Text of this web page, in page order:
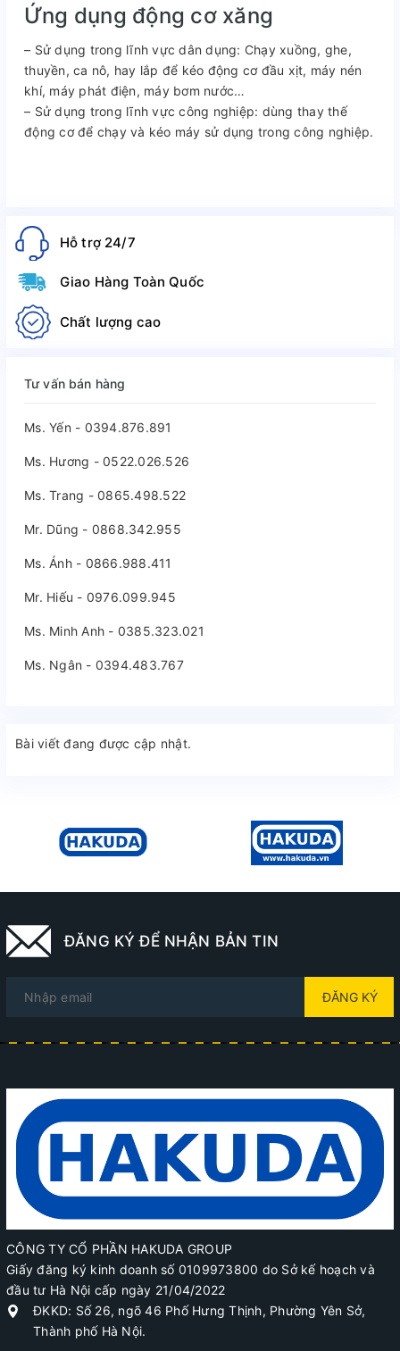
Ứng dụng động cơ xăng
– Sử dụng trong lĩnh vực dân dụng: Chạy xuồng, ghe,
thuyền, ca nô, hay lắp để kéo động cơ đầu xịt, máy nén
khí, máy phát điện, máy bơm nước…
– Sử dụng trong lĩnh vực công nghiệp: dùng thay thế
động cơ để chạy và kéo máy sử dụng trong công nghiệp.
Hỗ trợ 24/7
Giao Hàng Toàn Quốc
Chất lượng cao
Tư vấn bán hàng
Ms. Yến - 0394.876.891
Ms. Hương - 0522.026.526
Ms. Trang - 0865.498.522
Mr. Dũng - 0868.342.955
Ms. Ánh - 0866.988.411
Mr. Hiếu - 0976.099.945
Ms. Minh Anh - 0385.323.021
Ms. Ngân - 0394.483.767
Bài viết đang được cập nhật.
ĐĂNG KÝ ĐỂ NHẬN BẢN TIN
ĐĂNG KÝ
CÔNG TY CỔ PHẦN HAKUDA GROUP
Giấy đăng ký kinh doanh số 0109973800 do Sở kế hoạch và
đầu tư Hà Nội cấp ngày 21/04/2022
ĐKKD: Số 26, ngõ 46 Phố Hưng Thịnh, Phường Yên Sở,
Thành phố Hà Nội.